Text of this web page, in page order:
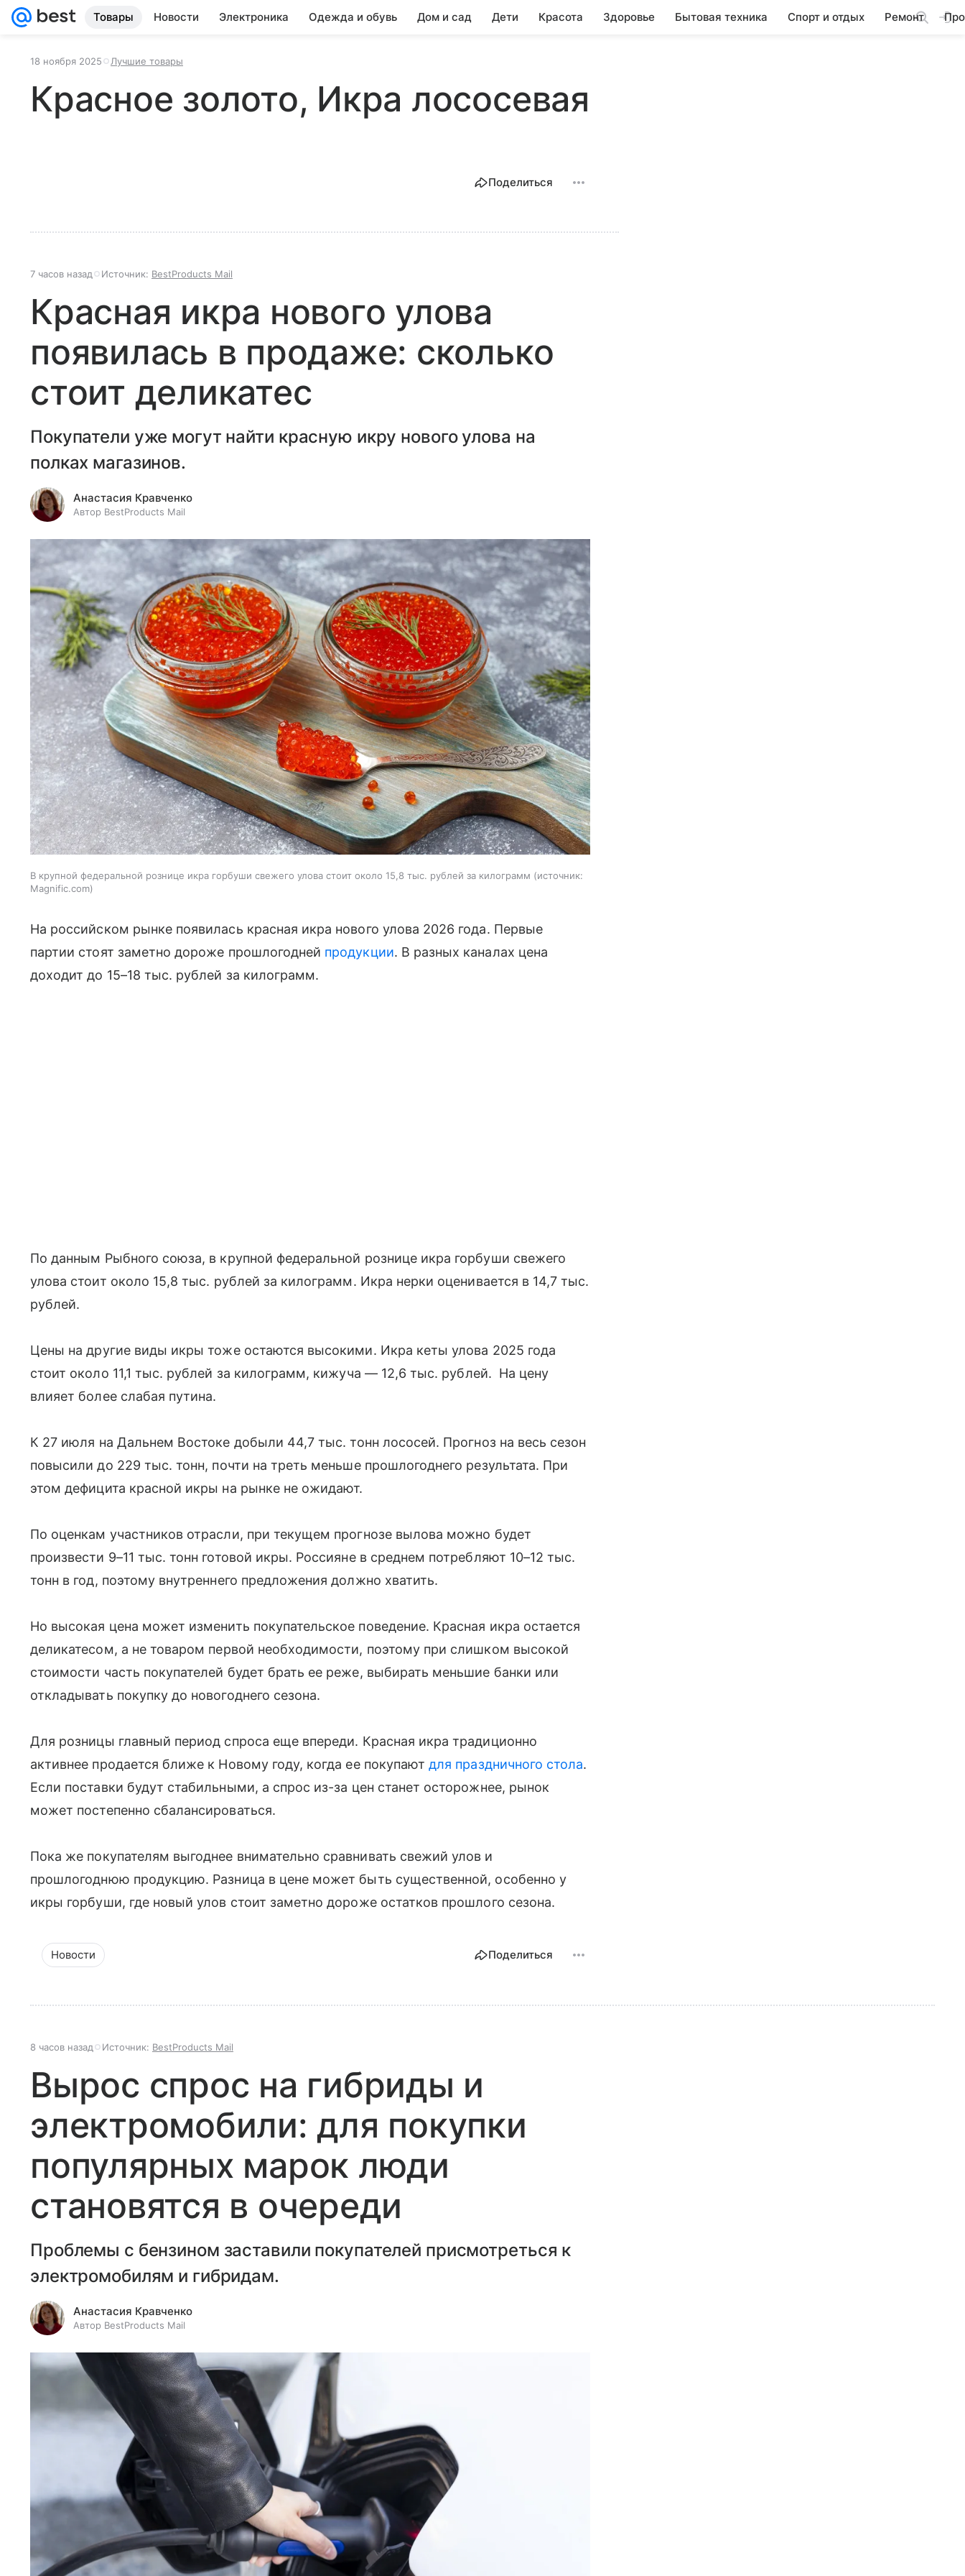
Товары Новости Электроника Одежда и обувь Дом и сад Дети Красота Здоровье Бытовая техника Спорт и отдых Ремонт
18 ноября 2025 Лучшие товары
Красное золото, Икра лососевая
Поделиться
7 часов назад Источник: BestProducts Mail
Красная икра нового улова
появилась в продаже: сколько
стоит деликатес
Покупатели уже могут найти красную икру нового улова на
полках магазинов.
Анастасия Кравченко
Автор BestProducts Mail
В крупной федеральной рознице икра горбуши свежего улова стоит около 15,8 тыс. рублей за килограмм
источник:
Magnific.com
На российском рынке появилась красная икра нового улова 2026 года. Первые
партии стоят заметно дороже прошлогодней продукции. В разных каналах цена
доходит до 15–18 тыс. рублей за килограмм.
По данным Рыбного союза, в крупной федеральной рознице икра горбуши свежего
улова стоит около 15,8 тыс. рублей за килограмм. Икра нерки оценивается в 14,7 тыс.
рублей.
Цены на другие виды икры тоже остаются высокими. Икра кеты улова 2025 года
стоит около 11,1 тыс. рублей за килограмм, кижуча — 12,6 тыс. рублей. На цену
влияет более слабая путина.
К 27 июля на Дальнем Востоке добыли 44,7 тыс. тонн лососей. Прогноз на весь сезон
повысили до 229 тыс. тонн, почти на треть меньше прошлогоднего результата. При
этом дефицита красной икры на рынке не ожидают.
По оценкам участников отрасли, при текущем прогнозе вылова можно будет
произвести 9–11 тыс. тонн готовой икры. Россияне в среднем потребляют 10–12 тыс.
тонн в год, поэтому внутреннего предложения должно хватить.
Но высокая цена может изменить покупательское поведение. Красная икра остается
деликатесом, а не товаром первой необходимости, поэтому при слишком высокой
стоимости часть покупателей будет брать ее реже, выбирать меньшие банки или
откладывать покупку до новогоднего сезона.
Для розницы главный период спроса еще впереди. Красная икра традиционно
активнее продается ближе к Новому году, когда ее покупаютдля праздничного стола.
Если поставки будут стабильными, а спрос из-за цен станет осторожнее, рынок
может постепенно сбалансироваться.
Пока же покупателям выгоднее внимательно сравнивать свежий улов и
прошлогоднюю продукцию. Разница в цене может быть существенной, особенно у
икры горбуши, где новый улов стоит заметно дороже остатков прошлого сезона.
Новости Поделиться
8 часов назад Источник: BestProducts Mail
Вырос спрос на гибриды и
электромобили: для покупки
популярных марок люди
становятся в очереди
Проблемы с бензином заставили покупателей присмотреться к
электромобилям и гибридам.
Анастасия Кравченко
Автор BestProducts Mail